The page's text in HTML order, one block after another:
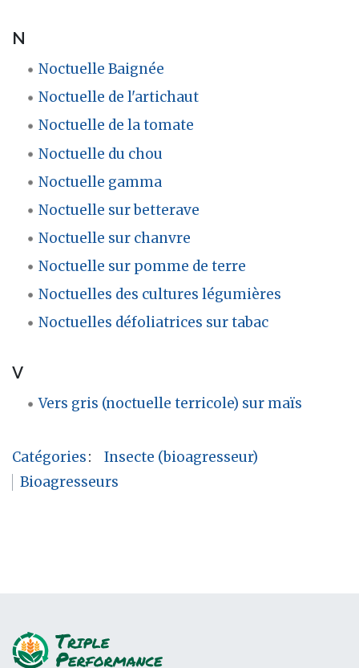
N
Noctuelle Baignée
Noctuelle de l'artichaut
Noctuelle de la tomate
Noctuelle du chou
Noctuelle gamma
Noctuelle sur betterave
Noctuelle sur chanvre
Noctuelle sur pomme de terre
Noctuelles des cultures légumières
Noctuelles défoliatrices sur tabac
V
Vers gris (noctuelle terricole) sur maïs
Catégories:
Insecte (bioagresseur)
Bioagresseurs